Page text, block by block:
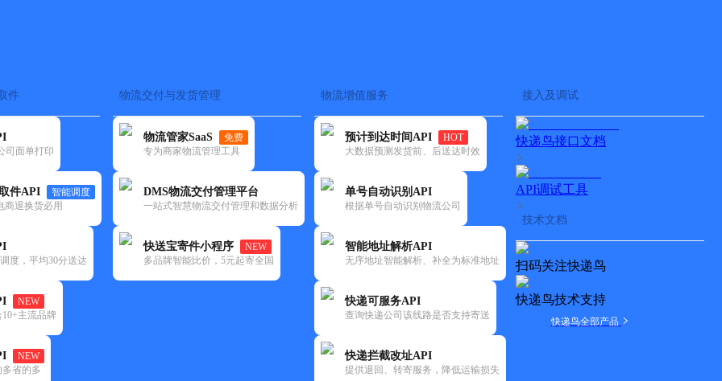
件
司面单打印
件API
智能调度
商退换货必用
度，平均30分送达
NEW
主流品牌
NEW
省的多
物流交付与发货管理
物流管家SaaS
免费
专为商家物流管理工具
DMS物流交付管理平台
一站式智慧物流交付管理和数据分析
快送宝寄件小程序
NEW
多品牌智能比价，5元起寄全国
物流增值服务
预计到达时间API
HOT
大数据预测发货前、后送达时效
单号自动识别API
根据单号自动识别物流公司
智能地址解析API
无序地址智能解析、补全为标准地址
快递可服务API
查询快递公司该线路是否支持寄送
快递拦截改址API
提供退回、转寄服务，降低运输损失
接入及调试
快递鸟接口文档
API调试工具
技术文档
扫码关注快递鸟
快递鸟技术支持
快递鸟全部产品
NEW